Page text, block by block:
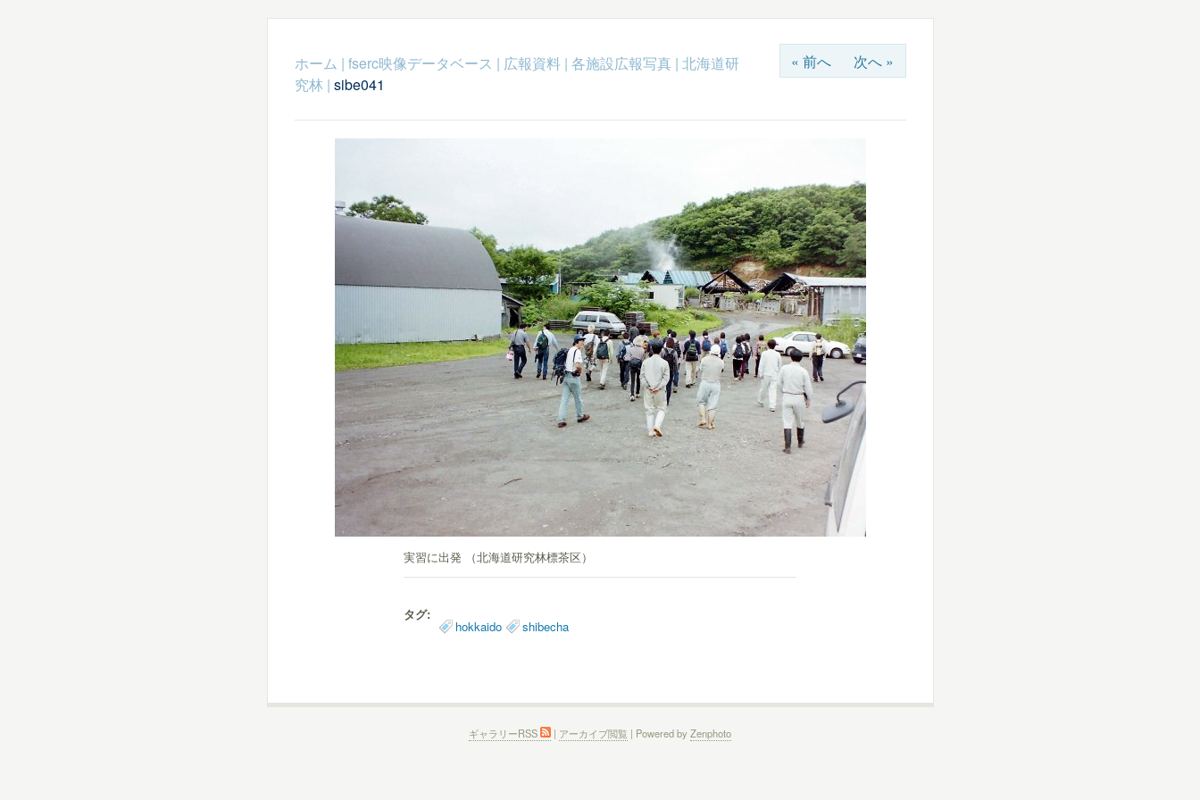
« 前へ 次へ »
ホーム | fserc映像データベース | 広報資料| 各施設広報写真| 北海道研
究林 | sibe041
実習に出発 （北海道研究林標茶区）
タグ:
hokkaido shibecha
ギャラリーRSS | アーカイブ閲覧 | Powered by Zenphoto